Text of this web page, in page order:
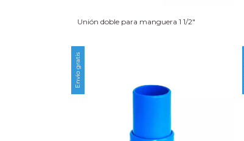
Unión doble para manguera 1 1/2″
Envío gratis